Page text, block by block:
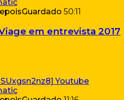
Guardado 50:11
em entrevista 2017